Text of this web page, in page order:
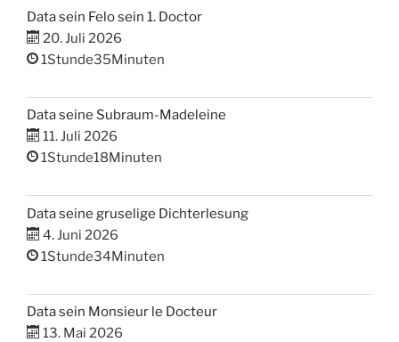
Data sein Felo sein 1. Doctor
20. Juli 2026
1Stunde35Minuten
Data seine Subraum-Madeleine
11. Juli 2026
1Stunde18Minuten
Data seine gruselige Dichterlesung
4. Juni 2026
1Stunde34Minuten
Data sein Monsieur le Docteur
13. Mai 2026